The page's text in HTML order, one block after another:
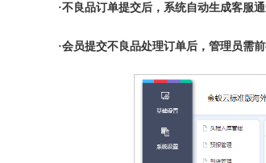
·不良品订单提交后，系统自动生成客服
·会员提交不良品处理订单后，管理员需